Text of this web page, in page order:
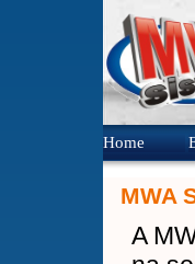
Home
MWA
A